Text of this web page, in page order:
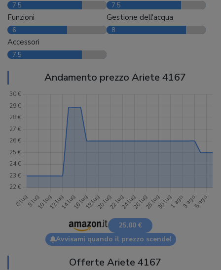
7.5 7.5
Funzioni
6
Gestione dell'acqua
8
Accessori
7.5
Andamento prezzo Ariete 4167
25,00 €
Avvisami quando il prezzo scende!
Offerte Ariete 4167